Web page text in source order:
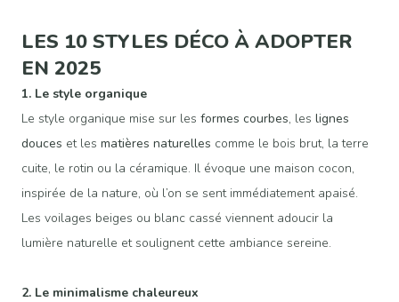
LES 10 STYLES DÉCO À ADOPTER
EN 2025
1. Le style organique
Le style organique mise sur les formes courbes, les lignes
douces et les matières naturelles comme le bois brut, la terre
cuite, le rotin ou la céramique. Il évoque une maison cocon,
inspirée de la nature, où l’on se sent immédiatement apaisé.
Les voilages beiges ou blanc cassé viennent adoucir la
lumière naturelle et soulignent cette ambiance sereine.
2. Le minimalisme chaleureux